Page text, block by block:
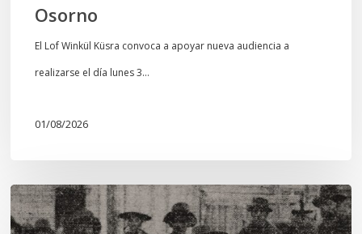
Osorno
El Lof Winkül Küsra convoca a apoyar nueva audiencia a
realizarse el día lunes 3…
01/08/2026
Chawrakawin:
Palimpsesto